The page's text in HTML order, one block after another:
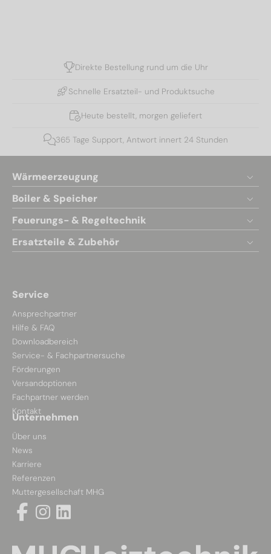
Direkte Bestellung rund um die Uhr
Schnelle Ersatzteil- und Produktsuche
Heute bestellt, morgen geliefert
365 Tage Support, Antwort innert 24 Stunden
Wärmeerzeugung
Boiler & Speicher
Feuerungs- & Regeltechnik
Ersatzteile & Zubehör
Service
Ansprechpartner
Hilfe & FAQ
Downloadbereich
Service- & Fachpartnersuche
Förderungen
Versandoptionen
Fachpartner werden
Kontakt
Unternehmen
Über uns
News
Karriere
Referenzen
Muttergesellschaft MHG